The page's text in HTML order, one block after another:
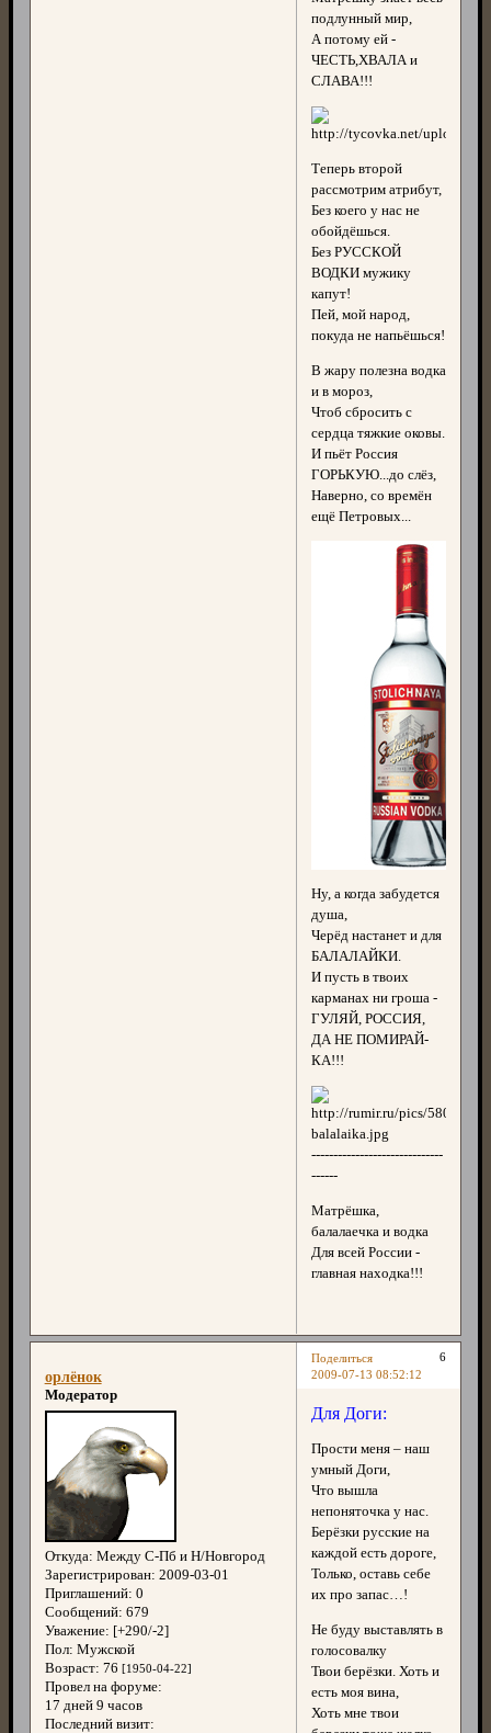
подлунный мир,
А потому ей -
ЧЕСТЬ,ХВАЛА и
СЛАВА!!!
Теперь второй
рассмотрим атрибут,
Без коего у нас не
обойдёшься.
Без РУССКОЙ
ВОДКИ мужику
капут!
Пей, мой народ,
покуда не напьёшься!
В жару полезна водка
и в мороз,
Чтоб сбросить с
сердца тяжкие оковы.
И пьёт Россия
ГОРЬКУЮ...до слёз,
Наверно, со времён
ещё Петровых...
Ну, а когда забудется
душа,
Черёд настанет и для
БАЛАЛАЙКИ.
И пусть в твоих
карманах ни гроша -
ГУЛЯЙ, РОССИЯ,
ДА НЕ ПОМИРАЙ-
КА!!!
------------------------------
------
Матрёшка,
балалаечка и водка
Для всей России -
главная находка!!!
Поделиться
6
2009-07-13 08:52:12
орлёнок
Модератор
Откуда: Между С-Пб и Н/Новгород
Зарегистрирован: 2009-03-01
Приглашений: 0
Сообщений: 679
Уважение: [+290/-2]
Пол: Мужской
Возраст: 76 [1950-04-22]
Провел на форуме:
17 дней 9 часов
Последний визит:
Для Доги:
Прости меня – наш
умный Доги,
Что вышла
непоняточка у нас.
Берёзки русские на
каждой есть дороге,
Только, оставь себе
их про запас…!
Не буду выставлять в
голосовалку
Твои берёзки. Хоть и
есть моя вина,
Хоть мне твои